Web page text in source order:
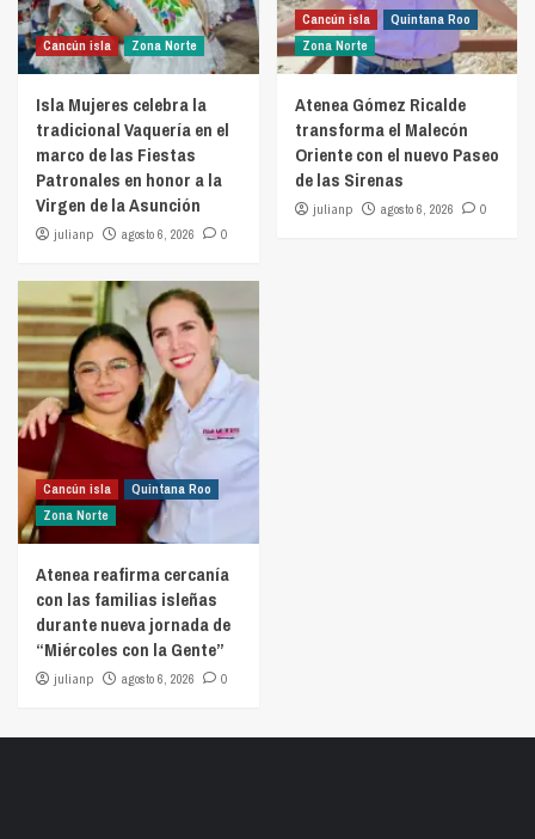
Cancún isla Zona Norte
Isla Mujeres celebra la
tradicional Vaquería en el
marco de las Fiestas
Patronales en honor a la
Virgen de la Asunción
julianp agosto 6, 2026 0
Cancún isla
Quintana Roo
Zona Norte
Atenea Gómez Ricalde
transforma el Malecón
Oriente con el nuevo Paseo
de las Sirenas
julianp agosto 6, 2026 0
Cancún isla
Quintana Roo
Zona Norte
Atenea reafirma cercanía
con las familias isleñas
durante nueva jornada de
“Miércoles con la Gente”
julianp agosto 6, 2026 0